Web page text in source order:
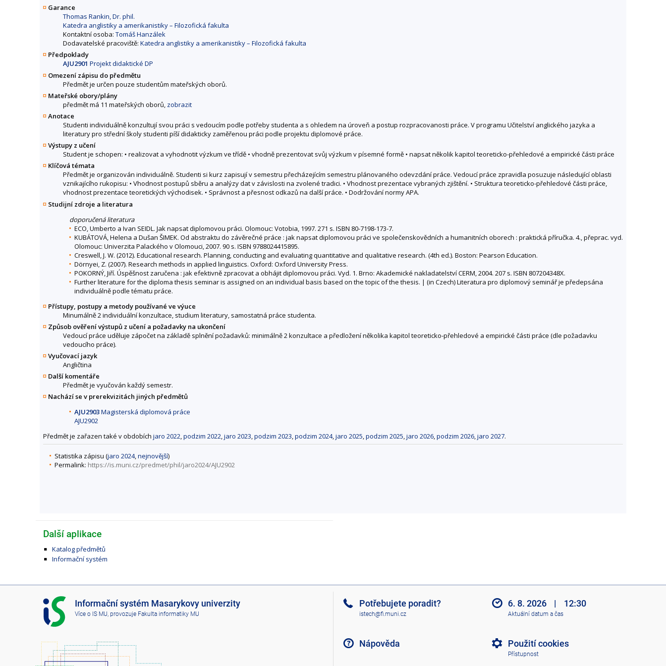
Garance
Thomas Rankin, Dr. phil.
Katedra anglistiky a amerikanistiky – Filozofická fakulta
Kontaktní osoba: Tomáš Hanzálek
Dodavatelské pracoviště: Katedra anglistiky a amerikanistiky – Filozofická fakulta
Předpoklady
AJU2901 Projekt didaktické DP
Omezení zápisu do předmětu
Předmět je určen pouze studentům mateřských oborů.
Mateřské obory/plány
předmět má 11 mateřských oborů, zobrazit
Anotace
Studenti individuálně konzultují svou práci s vedoucím podle potřeby studenta a s ohledem na úroveň a postup rozpracovanosti práce. V programu Učitelství anglického jazyka a
literatury pro střední školy studenti píší didakticky zaměřenou práci podle projektu diplomové práce.
Výstupy z učení
Student je schopen: • realizovat a vyhodnotit výzkum ve třídě • vhodně prezentovat svůj výzkum v písemné formě • napsat několik kapitol teoreticko-přehledové a empirické části práce
Klíčová témata
Předmět je organizován individuálně. Studenti si kurz zapisují v semestru přecházejícím semestru plánovaného odevzdání práce. Vedoucí práce zpravidla posuzuje následující oblasti
vznikajícího rukopisu: • Vhodnost postupů sběru a analýzy dat v závislosti na zvolené tradici. • Vhodnost prezentace vybraných zjištění. • Struktura teoreticko-přehledové části práce,
vhodnost prezentace teoretických východisek. • Správnost a přesnost odkazů na další práce. • Dodržování normy APA.
Studijní zdroje a literatura
doporučená literatura
ECO, Umberto a Ivan SEIDL. Jak napsat diplomovou práci. Olomouc: Votobia, 1997. 271 s. ISBN 80-7198-173-7.
KUBÁTOVÁ, Helena a Dušan ŠIMEK. Od abstraktu do závěrečné práce : jak napsat diplomovou práci ve společenskovědních a humanitních oborech : praktická příručka. 4., přeprac. vyd.
Olomouc: Univerzita Palackého v Olomouci, 2007. 90 s. ISBN 9788024415895.
Creswell, J. W. (2012). Educational research. Planning, conducting and evaluating quantitative and qualitative research. (4th ed.). Boston: Pearson Education.
Dörnyei, Z. (2007). Research methods in applied linguistics. Oxford: Oxford University Press.
POKORNÝ, Jiří. Úspěšnost zaručena : jak efektivně zpracovat a obhájit diplomovou práci. Vyd. 1. Brno: Akademické nakladatelství CERM, 2004. 207 s. ISBN 807204348X.
Further literature for the diploma thesis seminar is assigned on an individual basis based on the topic of the thesis. | (in Czech) Literatura pro diplomový seminář je předepsána
individuálně podle tématu práce.
Přístupy, postupy a metody používané ve výuce
Minumálně 2 individuální konzultace, studium literatury, samostatná práce studenta.
Způsob ověření výstupů z učení a požadavky na ukončení
Vedoucí práce uděluje zápočet na základě splnění požadavků: minimálně 2 konzultace a předložení několika kapitol teoreticko-přehledové a empirické části práce (dle požadavku
vedoucího práce).
Vyučovací jazyk
Angličtina
Další komentáře
Předmět je vyučován každý semestr.
Nachází se v prerekvizitách jiných předmětů
AJU2903Magisterská diplomová práce
AJU2902
Předmět je zařazen také v obdobích jaro 2022,podzim 2022,jaro 2023,podzim 2023,podzim 2024,jaro 2025,podzim 2025,jaro 2026,podzim 2026,jaro 2027.
Statistika zápisu (jaro 2024,nejnovější)
Permalink: https://is.muni.cz/predmet/phil/jaro2024/AJU2902
Další aplikace
Katalog předmětů
Informační systém
I
S
M
Informační systém Masarykovy univerzity
Více o IS MU , provozuje Fakulta informatiky MU
Potřebujete poradit?
istech@fi.muni.cz
Nápověda
6. 8. 2026 | 12:30
Aktuální datum a čas
Použití cookies
Přístupnost